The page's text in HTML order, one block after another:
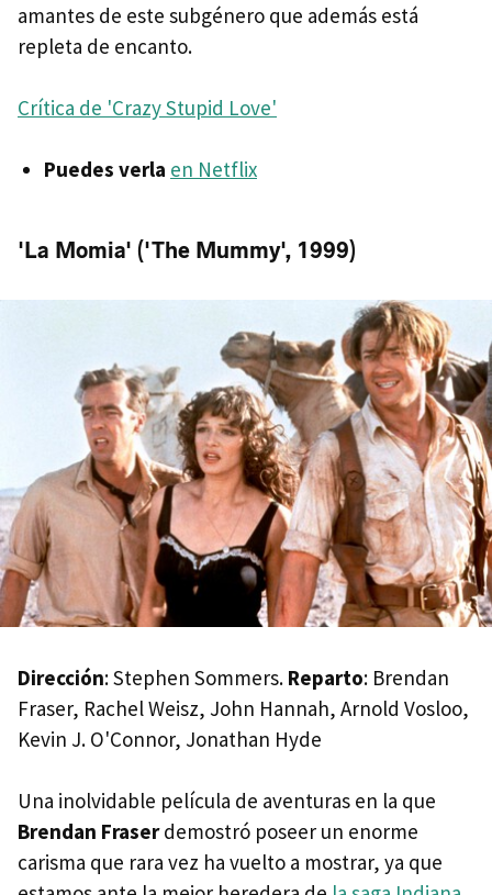
amantes de este subgénero que además está
repleta de encanto.
Crítica de 'Crazy Stupid Love'
Puedes verla en Netflix
'La Momia' ('The Mummy', 1999)
Dirección: Stephen Sommers. Reparto: Brendan
Fraser, Rachel Weisz, John Hannah, Arnold Vosloo,
Kevin J. O'Connor, Jonathan Hyde
Una inolvidable película de aventuras en la que
Brendan Fraserdemostró poseer un enorme
carisma que rara vez ha vuelto a mostrar, ya que